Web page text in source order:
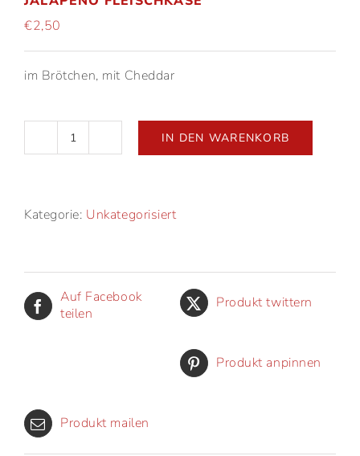
€2,50
im Brötchen, mit Cheddar
Jalapeño
Fleischkäse
IN DEN WARENKORB
Kategorie: Unkategorisiert
Auf Facebook
teilen
Produkt twittern
Produkt anpinnen
Produkt mailen